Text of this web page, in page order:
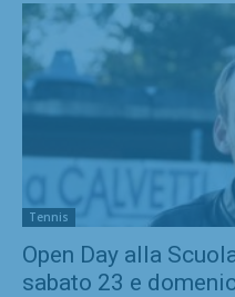
Tennis
Open Day alla
sabato 23 e